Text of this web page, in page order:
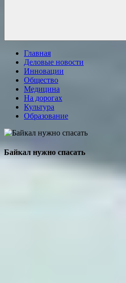
Главная
Деловые новости
Инновации
Общество
Медицина
На дорогах
Культура
Образование
Байкал нужно спасать